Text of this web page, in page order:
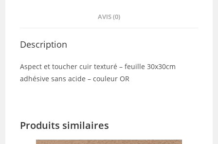
AVIS (0)
Description
Aspect et toucher cuir texturé – feuille 30x30cm
adhésive sans acide – couleur OR
Produits similaires